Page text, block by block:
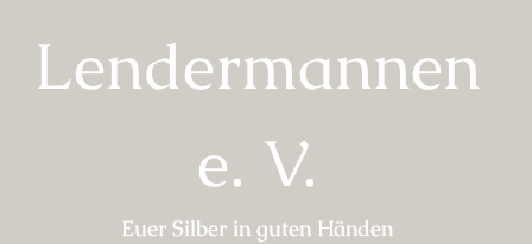
contentLendermannen
e. V.
Euer Silber in guten Händen